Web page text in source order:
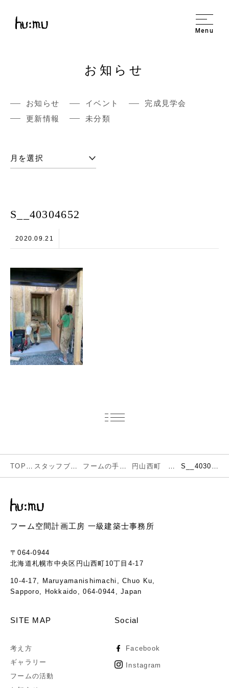
Menu
お知らせ
お知らせ イベント
完成見学会
更新情報
未分類
S__40304652
2020.09.21
フーム空間計画工房 一級建築士事務所
〒064-0944
北海道札幌市中央区円山西町10丁目4-17
10-4-17, Maruyamanishimachi, Chuo Ku,
Sapporo, Hokkaido, 064-0944, Japan
SITE MAP
考え方
ギャラリー
フームの活動
Social
Facebook
Instagram